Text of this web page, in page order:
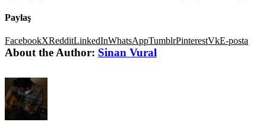
Paylaş
FacebookXRedditLinkedInWhatsAppTumblrPinterestVkE-posta
About the Author: Sinan Vural